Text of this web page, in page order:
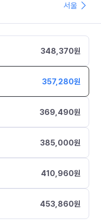
서울
348,370원
357,280원
369,490원
385,000원
410,960원
453,860원